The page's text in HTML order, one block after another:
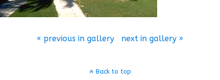
« previous in gallery next in gallery »
Back to top